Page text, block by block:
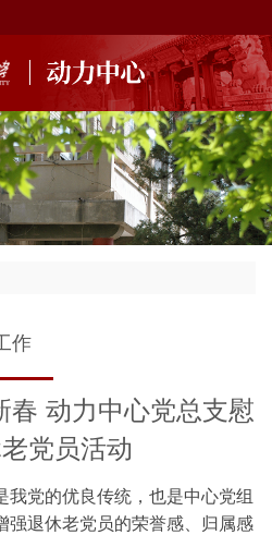
作
春 动力中心党总支慰
党员活动
我党的优良传统，也是中心党组
强退休老党员的荣誉感、归属感